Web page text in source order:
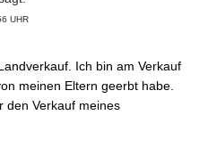
UHR
Ich bin am Verkauf
meinen Eltern geerbt habe.
den Verkauf meines